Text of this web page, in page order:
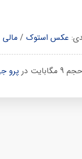
عکس استوک/
در پرو